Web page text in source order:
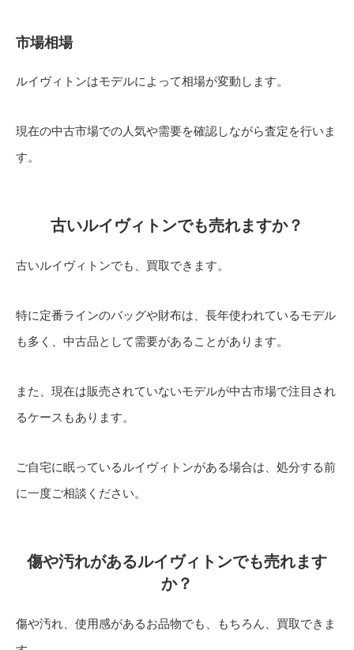
市場相場
ルイヴィトンはモデルによって相場が変動します。
現在の中古市場での人気や需要を確認しながら査定を行いま
す。
古いルイヴィトンでも売れますか？
古いルイヴィトンでも、買取できます。
特に定番ラインのバッグや財布は、長年使われているモデル
も多く、中古品として需要があることがあります。
また、現在は販売されていないモデルが中古市場で注目され
るケースもあります。
ご自宅に眠っているルイヴィトンがある場合は、処分する前
に一度ご相談ください。
傷や汚れがあるルイヴィトンでも売れます
か？
傷や汚れ、使用感があるお品物でも、もちろん、買取できま